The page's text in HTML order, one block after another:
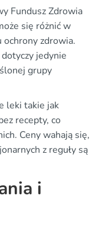
Fundusz Zdrowia
się różnić w
ochrony zdrowia.
jedynie
grupy
leki takie jak
recepty, co
Ceny wahają się,
z reguły są
i